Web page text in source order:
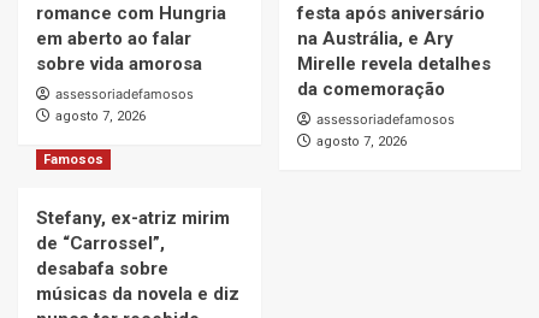
romance com Hungria
em aberto ao falar
sobre vida amorosa
assessoriadefamosos
agosto 7, 2026
festa após aniversário
na Austrália, e Ary
Mirelle revela detalhes
da comemoração
assessoriadefamosos
agosto 7, 2026
Famosos
Stefany, ex-atriz mirim
de “Carrossel”,
desabafa sobre
músicas da novela e diz